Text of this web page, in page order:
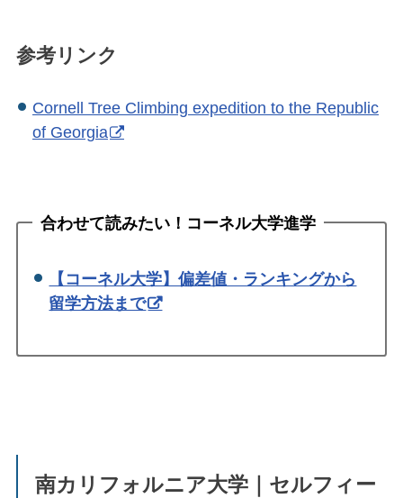
参考リンク
Cornell Tree Climbing expedition to the Republic
of Georgia
合わせて読みたい！コーネル大学進学
【コーネル大学】偏差値・ランキングから
留学方法まで
南カリフォルニア大学｜セルフィー